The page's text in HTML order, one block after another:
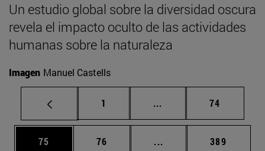
Un estudio global sobre la diversidad oscura
revela el impacto oculto de las actividades
humanas sobre la naturaleza
Imagen Manuel Castells
Página
1 ... Páginas intermedias
Página
74
Página
75 Página
76 ... Páginas intermedias
Página
389